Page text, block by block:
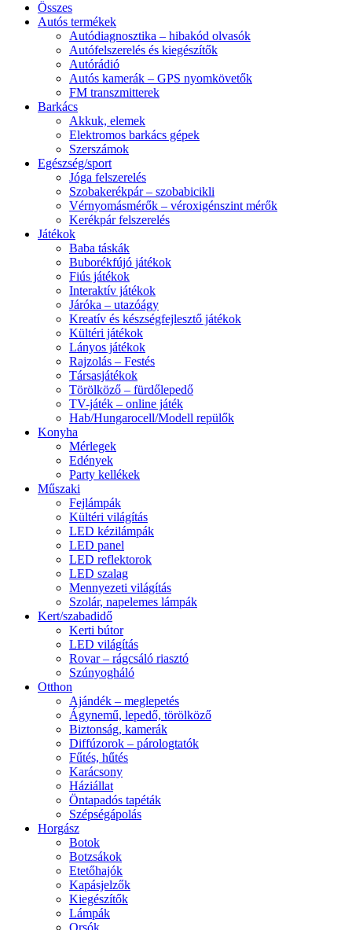
Összes
Autós termékek
Autódiagnosztika – hibakód olvasók
Autófelszerelés és kiegészítők
Autórádió
Autós kamerák – GPS nyomkövetők
FM transzmitterek
Barkács
Akkuk, elemek
Elektromos barkács gépek
Szerszámok
Egészség/sport
Jóga felszerelés
Szobakerékpár – szobabicikli
Vérnyomásmérők – véroxigénszint mérők
Kerékpár felszerelés
Játékok
Baba táskák
Buborékfújó játékok
Fiús játékok
Interaktív játékok
Járóka – utazóágy
Kreatív és készségfejlesztő játékok
Kültéri játékok
Lányos játékok
Rajzolás – Festés
Társasjátékok
Törölköző – fürdőlepedő
TV-játék – online játék
Hab/Hungarocell/Modell repülők
Konyha
Mérlegek
Edények
Party kellékek
Műszaki
Fejlámpák
Kültéri világítás
LED kézilámpák
LED panel
LED reflektorok
LED szalag
Mennyezeti világítás
Szolár, napelemes lámpák
Kert/szabadidő
Kerti bútor
LED világítás
Rovar – rágcsáló riasztó
Szúnyogháló
Otthon
Ajándék – meglepetés
Ágynemű, lepedő, törölköző
Biztonság, kamerák
Diffúzorok – párologtatók
Fűtés, hűtés
Karácsony
Háziállat
Öntapadós tapéták
Szépségápolás
Horgász
Botok
Botzsákok
Etetőhajók
Kapásjelzők
Kiegészítők
Lámpák
Orsók